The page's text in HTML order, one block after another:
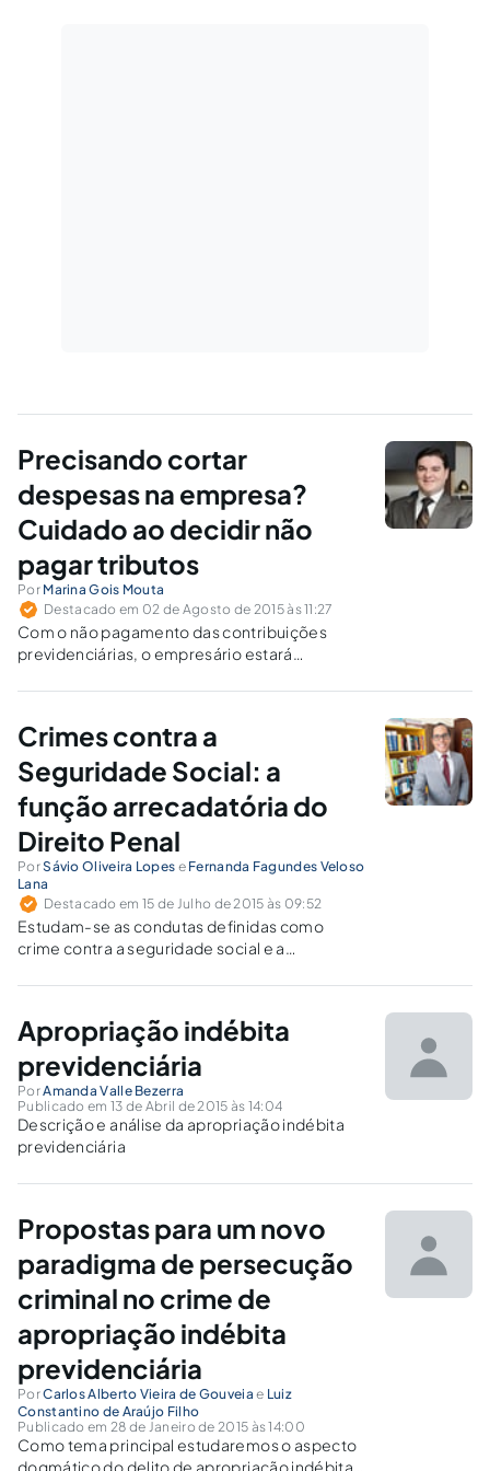
Precisando cortar
despesas na empresa?
Cuidado ao decidir não
pagar tributos
Por Marina Gois Mouta
Destacado em 02 de Agosto de 2015 às 11:27
Com o não pagamento das contribuições
previdenciárias, o empresário estará
Crimes contra a
Seguridade Social: a
função arrecadatória do
Direito Penal
PorSávio Oliveira Lopes e Fernanda Fagundes Veloso
Lana
Destacado em 15 de Julho de 2015 às 09:52
Estudam-se as condutas definidas como
crime contra a seguridade social e a
em tais delitos. A lei privilegia aqueles com alto
Apropriação indébita
previdenciária
PorAmanda Valle Bezerra
Publicado em 13 de Abril de 2015 às 14:04
Descrição e análise da apropriação indébita
previdenciária
Propostas para um novo
paradigma de persecução
criminal no crime de
apropriação indébita
previdenciária
PorCarlos Alberto Vieira de Gouveia e Luiz
Constantino de Araújo Filho
Publicado em 28 de Janeiro de 2015 às 14:00
Como tema principal estudaremos o aspecto
dogmático do delito de apropriação indébita